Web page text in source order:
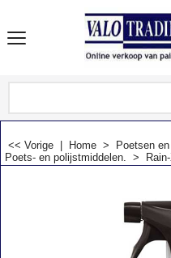
<< Vorige Home > Poetsen
Poets- en polijstmiddelen. >